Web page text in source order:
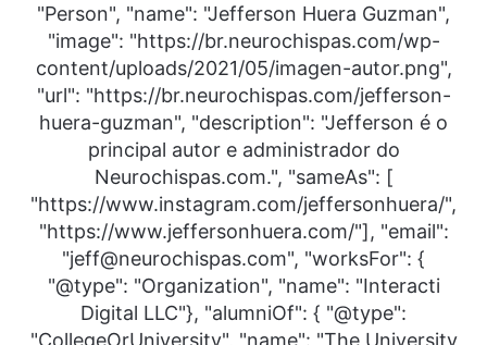
"Person", "name": "Jefferson Huera Guzman",
"image": "https://br.neurochispas.com/wp-
content/uploads/2021/05/imagen-autor.png",
"url": "https://br.neurochispas.com/jefferson-
huera-guzman", "description": "Jefferson é o
principal autor e administrador do
Neurochispas.com.", "sameAs": [
"https://www.instagram.com/jeffersonhuera/",
"https://www.jeffersonhuera.com/"], "email":
"jeff@neurochispas.com", "worksFor": {
"@type": "Organization", "name": "Interacti
Digital LLC"}, "alumniOf": { "@type":
"CollegeOrUniversity", "name": "The University